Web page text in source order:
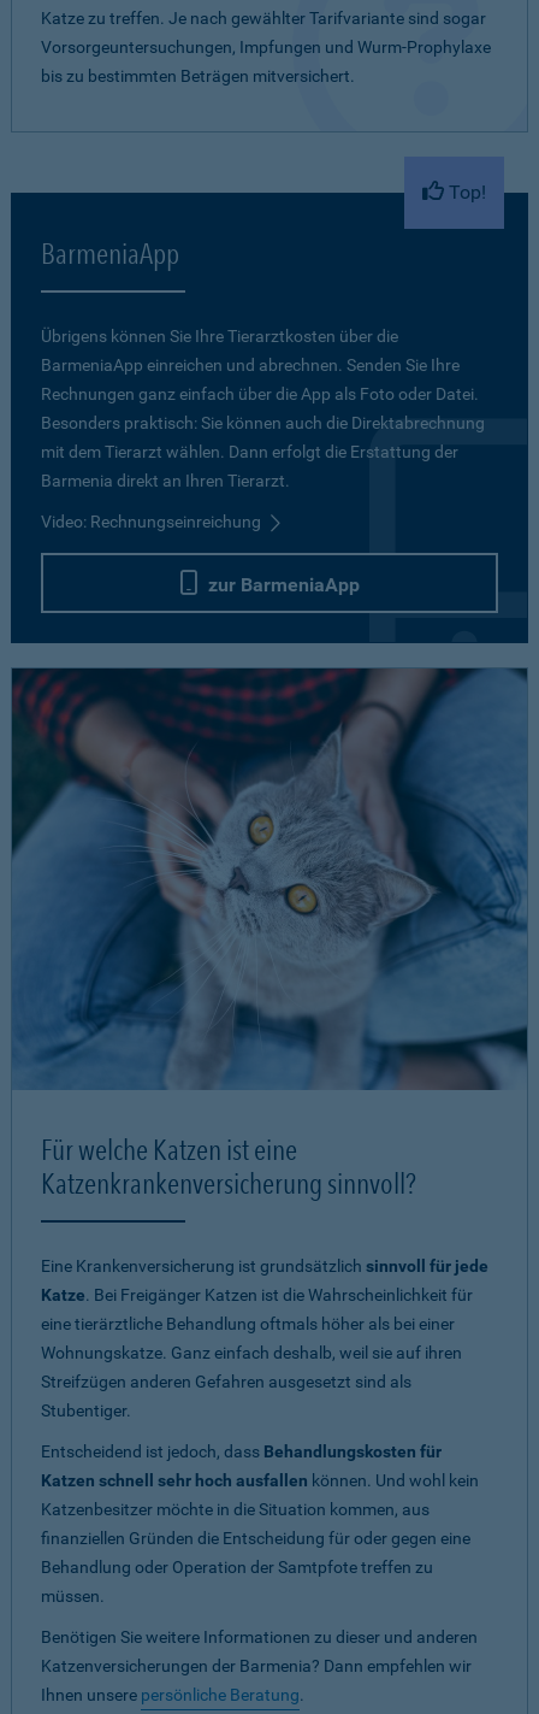
Katze zu treffen. Je nach gewählter Tarifvariante sind sogar
Vorsorgeuntersuchungen, Impfungen und Wurm-Prophylaxe
bis zu bestimmten Beträgen mitversichert.
Top!
BarmeniaApp
Übrigens können Sie Ihre Tierarztkosten über die
BarmeniaApp einreichen und abrechnen. Senden Sie Ihre
Rechnungen ganz einfach über die App als Foto oder Datei.
Besonders praktisch: Sie können auch die Direktabrechnung
mit dem Tierarzt wählen. Dann erfolgt die Erstattung der
Barmenia direkt an Ihren Tierarzt.
Video: Rechnungseinreichung
zur BarmeniaApp
Für welche Katzen ist eine
Katzenkrankenversicherung sinnvoll?
Eine Krankenversicherung ist grundsätzlich sinnvoll für jede
Katze. Bei Freigänger Katzen ist die Wahrscheinlichkeit für
eine tierärztliche Behandlung oftmals höher als bei einer
Wohnungskatze. Ganz einfach deshalb, weil sie auf ihren
Streifzügen anderen Gefahren ausgesetzt sind als
Stubentiger.
Entscheidend ist jedoch, dass Behandlungskosten für
Katzen schnell sehr hoch ausfallen können. Und wohl kein
Katzenbesitzer möchte in die Situation kommen, aus
finanziellen Gründen die Entscheidung für oder gegen eine
Behandlung oder Operation der Samtpfote treffen zu
müssen.
Benötigen Sie weitere Informationen zu dieser und anderen
Katzenversicherungen der Barmenia? Dann empfehlen wir
Ihnen unsere persönliche Beratung.